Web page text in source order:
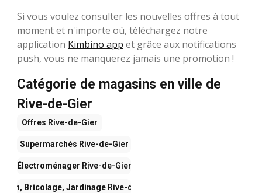
Si vous voulez consulter les nouvelles offres à tout
moment et n'importe où, téléchargez notre
application Kimbino app et grâce aux notifications
push, vous ne manquerez jamais une promotion !
Catégorie de magasins en ville de
Rive-de-Gier
Offres Rive-de-Gier
Supermarchés Rive-de-Gier
Électroménager Rive-de-Gier
Bricolage, Jardinage Rive-de-Gier